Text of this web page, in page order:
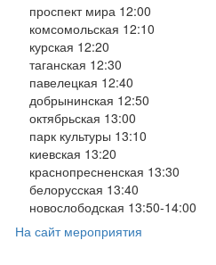
проспект мира 12:00
комсомольская 12:10
курская 12:20
таганская 12:30
павелецкая 12:40
добрынинская 12:50
октябрьская 13:00
парк культуры 13:10
киевская 13:20
краснопресненская 13:30
белорусская 13:40
новослободская 13:50-14:00
На сайт мероприятия